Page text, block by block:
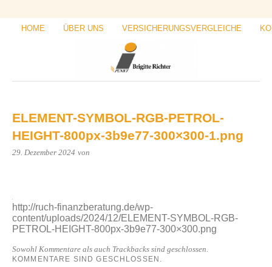
HOME ÜBER UNS VERSICHERUNGSVERGLEICHE
ELEMENT-SYMBOL-RGB-PETROL-
HEIGHT-800px-3b9e77-300×300-1.png
29. Dezember 2024 von
http://ruch-finanzberatung.de/wp-
content/uploads/2024/12/ELEMENT-SYMBOL-RGB-
PETROL-HEIGHT-800px-3b9e77-300×300.png
Sowohl Kommentare als auch Trackbacks sind geschlossen.
KOMMENTARE SIND GESCHLOSSEN.